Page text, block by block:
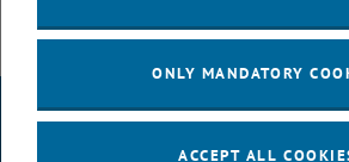
LEGAL NOTICE
ONLY MANDATORY
ACCEPT ALL